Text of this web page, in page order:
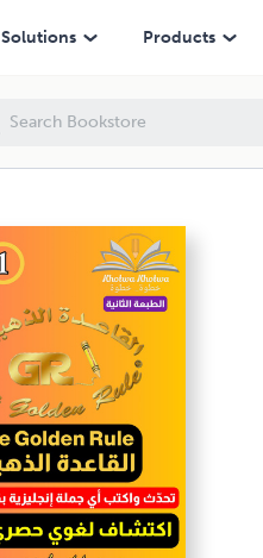
Solutions Products